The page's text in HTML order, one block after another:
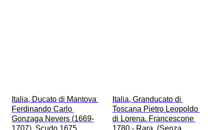
Italia, Ducato di Mantova
Ferdinando Carlo
Gonzaga Nevers (1669-
1707). Scudo 1675
Italia, Granducato di
Toscana Pietro Leopoldo
di Lorena. Francescone
1780 - Rara  (Senza